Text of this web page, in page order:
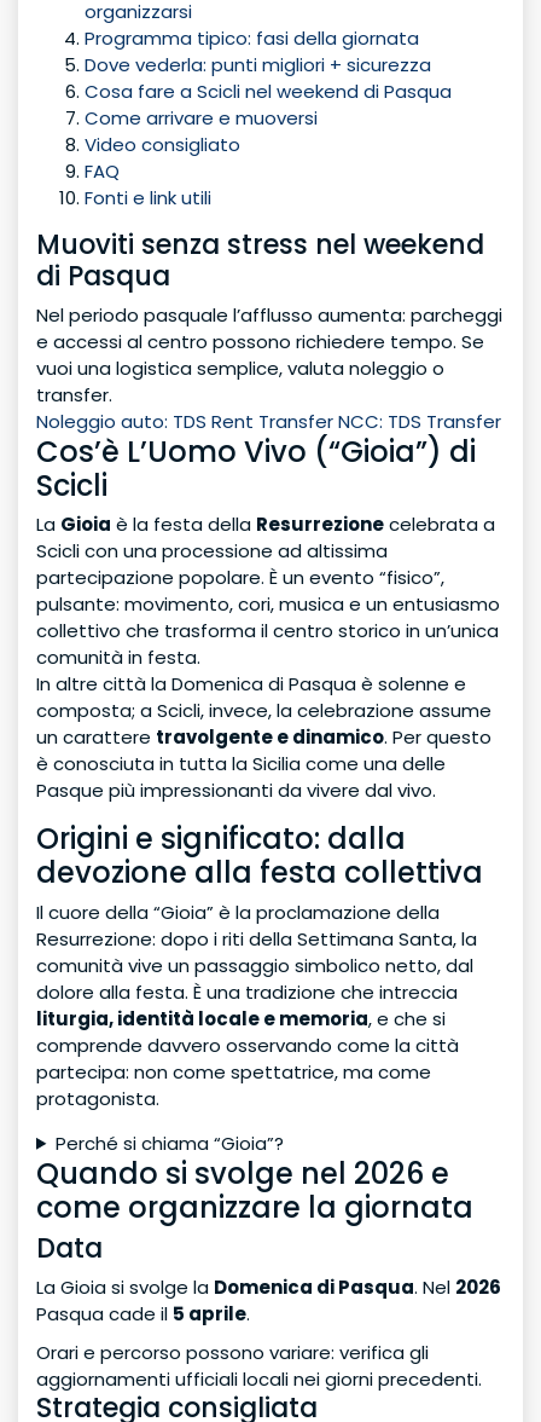
organizzarsi
Programma tipico: fasi della giornata
Dove vederla: punti migliori + sicurezza
Cosa fare a Scicli nel weekend di Pasqua
Come arrivare e muoversi
Video consigliato
FAQ
Fonti e link utili
Muoviti senza stress nel weekend
di Pasqua
Nel periodo pasquale l’afflusso aumenta: parcheggi
e accessi al centro possono richiedere tempo. Se
vuoi una logistica semplice, valuta noleggio o
transfer.
Noleggio auto: TDS Rent Transfer NCC: TDS Transfer
Cos’è L’Uomo Vivo (“Gioia”) di
Scicli
La Gioia è la festa della Resurrezionecelebrata a
Scicli con una processione ad altissima
partecipazione popolare. È un evento “fisico”,
pulsante: movimento, cori, musica e un entusiasmo
collettivo che trasforma il centro storico in un’unica
comunità in festa.
In altre città la Domenica di Pasqua è solenne e
composta; a Scicli, invece, la celebrazione assume
un carattere travolgente e dinamico. Per questo
è conosciuta in tutta la Sicilia come una delle
Pasque più impressionanti da vivere dal vivo.
Origini e significato: dalla
devozione alla festa collettiva
Il cuore della “Gioia” è la proclamazione della
Resurrezione: dopo i riti della Settimana Santa, la
comunità vive un passaggio simbolico netto, dal
dolore alla festa. È una tradizione che intreccia
liturgia, identità locale e memoria, e che si
comprende davvero osservando come la città
partecipa: non come spettatrice, ma come
protagonista.
Perché si chiama “Gioia”?
Quando si svolge nel 2026 e
come organizzare la giornata
Data
La Gioia si svolge la Domenica di Pasqua. Nel 2026
Pasqua cade il 5 aprile.
Orari e percorso possono variare: verifica gli
aggiornamenti ufficiali locali nei giorni precedenti.
Strategia consigliata